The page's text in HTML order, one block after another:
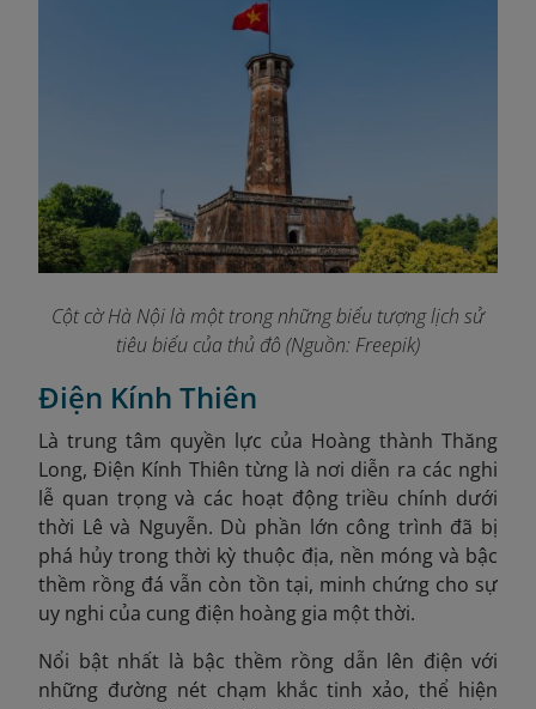
Cột cờ Hà Nội là một trong những biểu tượng lịch sử
tiêu biểu của thủ đô (Nguồn: Freepik)
Điện Kính Thiên
Là trung tâm quyền lực của Hoàng thành Thăng
Long, Điện Kính Thiên từng là nơi diễn ra các nghi
lễ quan trọng và các hoạt động triều chính dưới
thời Lê và Nguyễn. Dù phần lớn công trình đã bị
phá hủy trong thời kỳ thuộc địa, nền móng và bậc
thềm rồng đá vẫn còn tồn tại, minh chứng cho sự
uy nghi của cung điện hoàng gia một thời.
Nổi bật nhất là bậc thềm rồng dẫn lên điện với
những đường nét chạm khắc tinh xảo, thể hiện